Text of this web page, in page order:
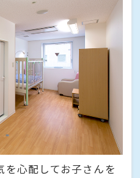
心配してお子さんを